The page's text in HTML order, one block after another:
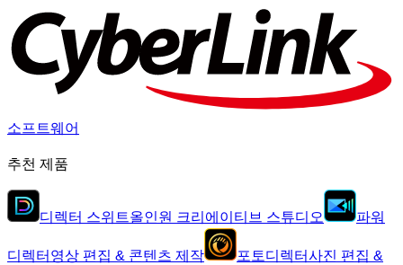
소프트웨어
추천 제품
디렉터 스위트올인원 크리에이티브 스튜디오 파워
디렉터 영상 편집 & 콘텐츠 제작 포토디렉터사진 편집 &